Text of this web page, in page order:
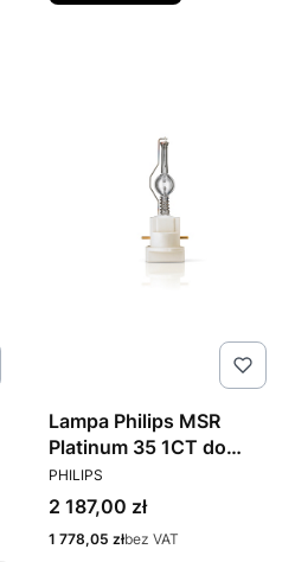
Lampa Philips MSR
Platinum 35 1CT do
Alpha spot800
PRODUCENT
PHILIPS
Cena
2 187,00 zł
Cena
1 778,05 złbez VAT